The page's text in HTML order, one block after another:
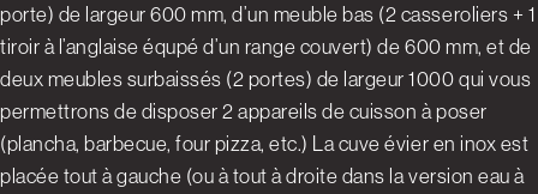
porte) de largeur 600 mm, d’un meuble bas (2 casseroliers + 1
tiroir à l’anglaise équpé d’un range couvert) de 600 mm, et de
deux meubles surbaissés (2 portes) de largeur 1000 qui vous
permettrons de disposer 2 appareils de cuisson à poser
(plancha, barbecue, four pizza, etc.) La cuve évier en inox est
placée tout à gauche (ou à tout à droite dans la version eau à